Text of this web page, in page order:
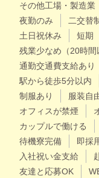
その他工場・製造業
夜勤のみ
二交替
土日祝休み
短期
残業少なめ（20時間
通勤交通費支給あり
駅から徒歩5分以内
制服あり
服装自
オフィスが禁煙
カップルで働ける
待機寮完備
即採
入社祝い金支給
友達と応募OK